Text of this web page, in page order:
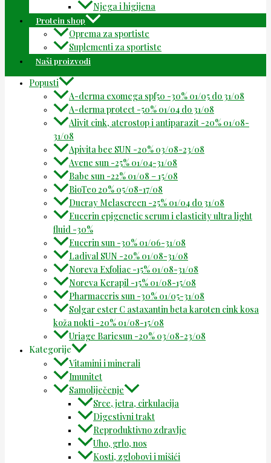
Njega i higijena
Protein shop
Oprema za sportiste
Suplementi za sportiste
Naši proizvodi
Popusti
A-derma exomega spf50 -30% 01/05 do 31/08
A-derma protect -50% 01/04 do 31/08
Alivit cink, aterostop i antiparazit -20% 01/08-
31/08
Apivita bee SUN -20% 03/08-23/08
Avene sun -25% 01/04-31/08
Babe sun -22% 01/08 – 15/08
BioTeo 20% 05/08-17/08
Ducray Melascreen -25% 01/04 do 31/08
Eucerin epigenetic serum i elasticity ultra light
fluid -30%
Eucerin sun -30% 01/06-31/08
Ladival SUN -20% 01/08-31/08
Noreva Exfoliac -15% 01/08-31/08
Noreva Kerapil -15% 01/08-15/08
Pharmaceris sun -30% 01/05-31/08
Solgar ester C astaxantin beta karoten cink kosa
koža nokti -20% 01/08-15/08
Uriage Bariesun -20% 03/08-23/08
Kategorije
Vitamini i minerali
Imunitet
Samoliječenje
Srce, jetra, cirkulacija
Digestivni trakt
Reproduktivno zdravlje
Uho, grlo, nos
Kosti, zglobovi i mišići